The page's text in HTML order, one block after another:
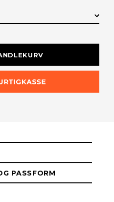
LAGERSTATUS
Utsolgt
På lager
PASSFORM